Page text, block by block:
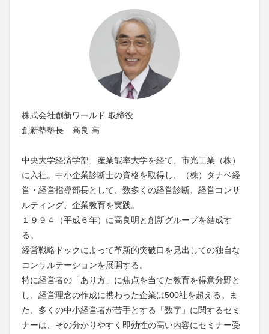
株式会社創新ワールド 取締役
創新塾塾長 高良 高
中央大学経済学部、産業能率大学を経て、市光工業（株）
に入社。中小企業診断士の資格を取得し、（株）タナベ経
営・経営指導部長として、数多くの経営診断、経営コンサ
ルティング、企業教育を実践。
１９９４（平成６年）に高良明と創新グループを結成す
る。
経営戦略ドックによって革新的突破口を見出しての独自な
コンサルテーションを展開する。
特に経営者の「あり方」に焦点を当てた教育を得意分野と
し、経営理念の作成に携わった企業は500社を超える。ま
た、多くの中小経営者が苦手とする「数字」に関するセミ
ナーは、その分かりやすく即効性の高い内容にセミナー受